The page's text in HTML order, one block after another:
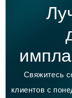
Свяжитесь
клиентов с